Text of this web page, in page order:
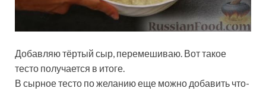
Добавляю тёртый сыр, перемешиваю. Вот такое
тесто получается в итоге.
В сырное тесто по желанию еще можно добавить что-